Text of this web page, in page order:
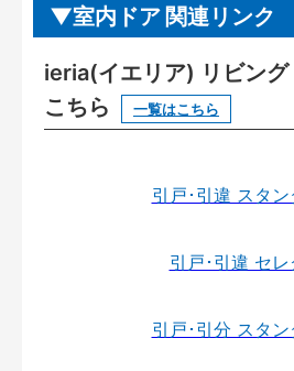
室内ドア 関連リンク
ieria(イエリア) リビング
こちら
一覧はこちら
引戸･引違 スタン
引戸･引違 セレ
引戸･引分 スタン